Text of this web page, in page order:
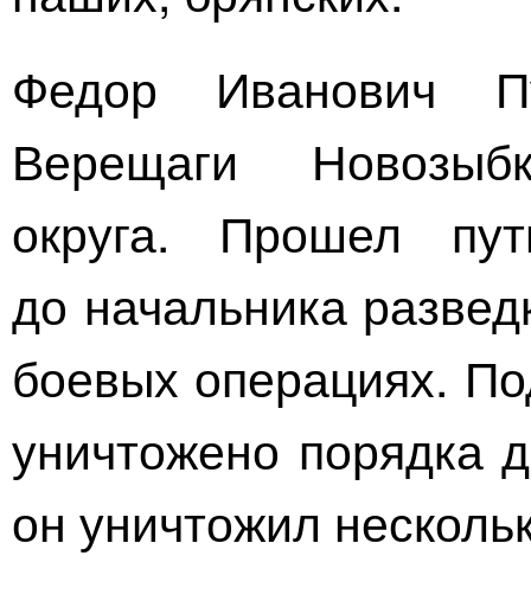
Федор Иванович
Верещаги
округа. Прошел
до начальника
боевых операциях.
уничтожено порядка
он уничтожил